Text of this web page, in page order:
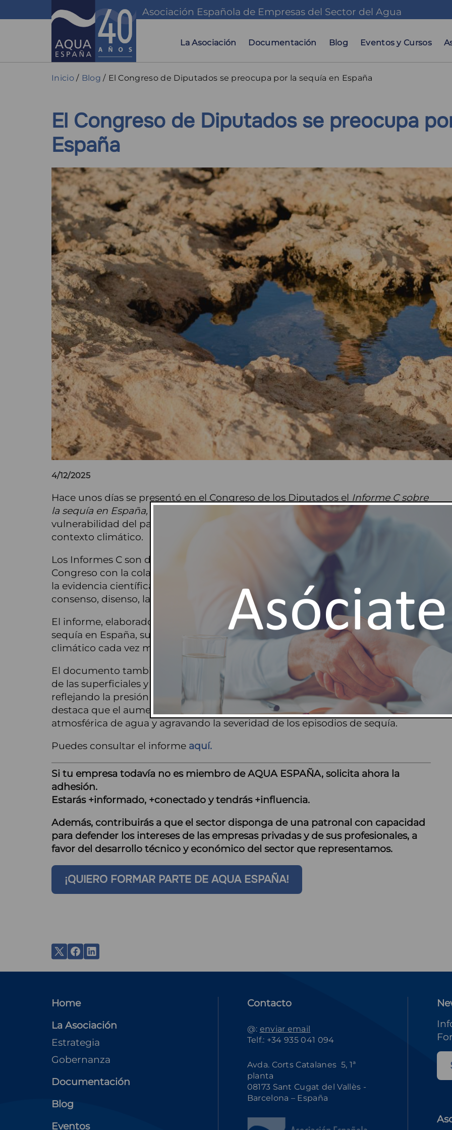
Asociación Española de Empresas del Sector del Agua
principal
La Asociación Documentación Blog Eventos y Cursos
Sobrescribir
de
ayuda
a
la
navegación
Inicio Blog El Congreso de Diputados se preocupa por la sequía en España
El Congreso de Diputados se preocupa
España
4/12/2025
Hace unos días se presentó en el Congreso de los Diputados el Informe C sobre
la sequía en España,
con el objetivo de disponer de un análisis integral sobre la
vulnerabilidad del país frente a la sequía y los retos derivados del actual
contexto climático.
Los Informes C son documentos sobre los temas seleccionados por la Mesa del
Congreso con la colaboración de personas expertas. Contextualizan y resumen
la evidencia científica disponible para el tema de análisis y recogen las áreas de
consenso, disenso, las incógnitas y los debates en curso.
El informe, elaborado por 22 expertos, analiza de forma integral el riesgo de
sequía en España, sus impactos y los retos que afronta el país en un contexto
climático cada vez más exigente.
El documento también alerta sobre el estado de las masas de agua: solo el 55 %
de las superficiales y el 56 % de las subterráneas se encuentran en buen estado,
reflejando la presión creciente sobre los recursos disponibles. Asimismo,
destaca que el aumento de temperaturas está intensificando la demanda
atmosférica de agua y agravando la severidad de los episodios de sequía.
Puedes consultar el informe aquí.
Si tu empresa todavía no es miembro de AQUA ESPAÑA, solicita ahora la
adhesión.
Estarás +informado, +conectado y tendrás +influencia.
Además, contribuirás a que el sector disponga de una patronal con capacidad
para defender los intereses de las empresas privadas y de sus profesionales, a
favor del desarrollo técnico y económico del sector que representamos.
¡QUIERO FORMAR PARTE DE AQUA ESPAÑA!
MENU
FOOTER
Home
La Asociación
Estrategia
Gobernanza
Documentación
Blog
Eventos
Contacto
@: enviar email
Telf.: +34 935 041 094
Avda. Corts Catalanes 5, 1ª
planta
08173 Sant Cugat del Vallès -
Barcelona – España